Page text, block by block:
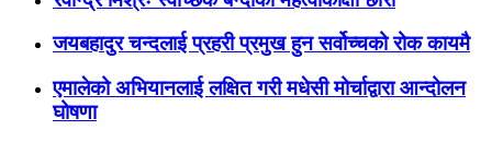
जयबहादुर चन्दलाई प्रहरी प्रमुख हुन सर्वोच्चको रोक कायमै
एमालेको अभियानलाई लक्षित गरी मधेसी मोर्चाद्वारा आन्दोलन
घोषणा